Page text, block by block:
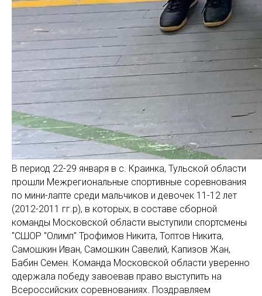
В период 22-29 января в с. Краинка, Тульской области
прошли Межрегиональные спортивные соревнования
по мини-лапте среди мальчиков и девочек 11-12 лет
(2012-2011 гг.р), в которых, в составе сборной
команды Московской области выступили спортсмены
"СШОР "Олимп" Трофимов Никита, Топтов Никита,
Самошкин Иван, Самошкин Савелий, Капизов Жан,
Бабин Семен. Команда Московской области уверенно
одержала победу завоевав право выступить на
Всероссийских соревнованиях. Поздравляем